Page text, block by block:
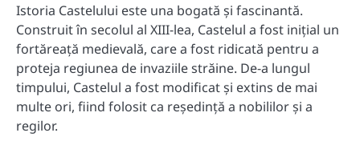
Istoria Castelului este una bogată și fascinantă.
Construit în secolul al XIII-lea, Castelul a fost inițial un
fortăreață medievală, care a fost ridicată pentru a
proteja regiunea de invaziile străine. De-a lungul
timpului, Castelul a fost modificat și extins de mai
multe ori, fiind folosit ca reședință a nobililor și a
regilor.